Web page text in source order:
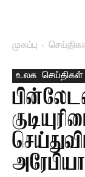
முகப்பு
உலக செய்திகள்